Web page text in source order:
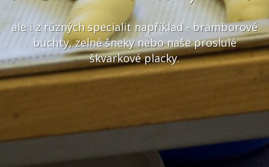
ale i z různých specialit například - bramborové
buchty, zelné šneky nebo naše proslulé
škvarkové placky.